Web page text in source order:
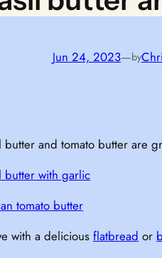
Jun 24, 2023—by
butter and tomato butter are
butter with garlic
tomato butter
with a delicious flatbread or